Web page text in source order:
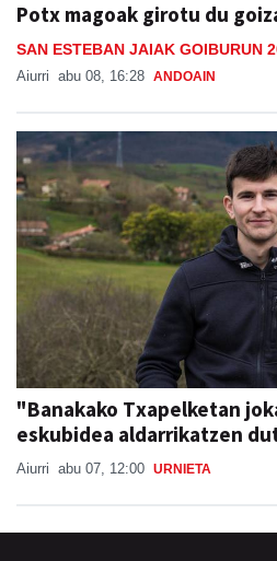
Potx magoak girotu du
SAN ESTEBAN JAIAK GOIBURUN
Aiurri abu 08, 16:28 ANDOAIN
"Banakako Txapelketan
eskubidea aldarrikatzen
Aiurri abu 07, 12:00 URNIETA